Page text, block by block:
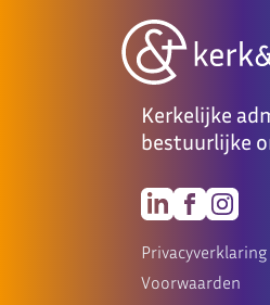
Kerkelijke
bestuurlijke
Privacyverklaring
Voorwaarden